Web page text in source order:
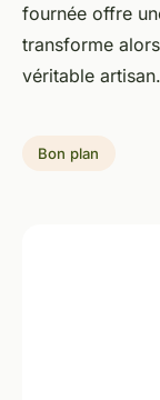
fournée offre
transforme
véritable artisan.
Bon plan